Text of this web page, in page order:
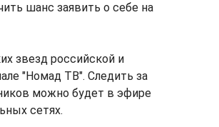
шанс заявить о себе на
звезд российской и
"Номад ТВ". Следить за
можно будет в эфире
сетях.